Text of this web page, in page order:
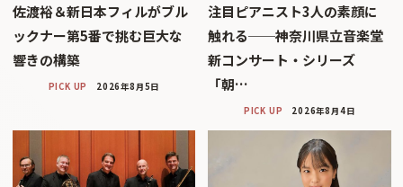
佐渡裕＆新日本フィルがブル
ックナー第5番で挑む巨大な
響きの構築
PICK UP 2026年8月5日
注目ピアニスト3人の素顔に
触れる──神奈川県立音楽堂
新コンサート・シリーズ
「朝…
PICK UP 2026年8月4日